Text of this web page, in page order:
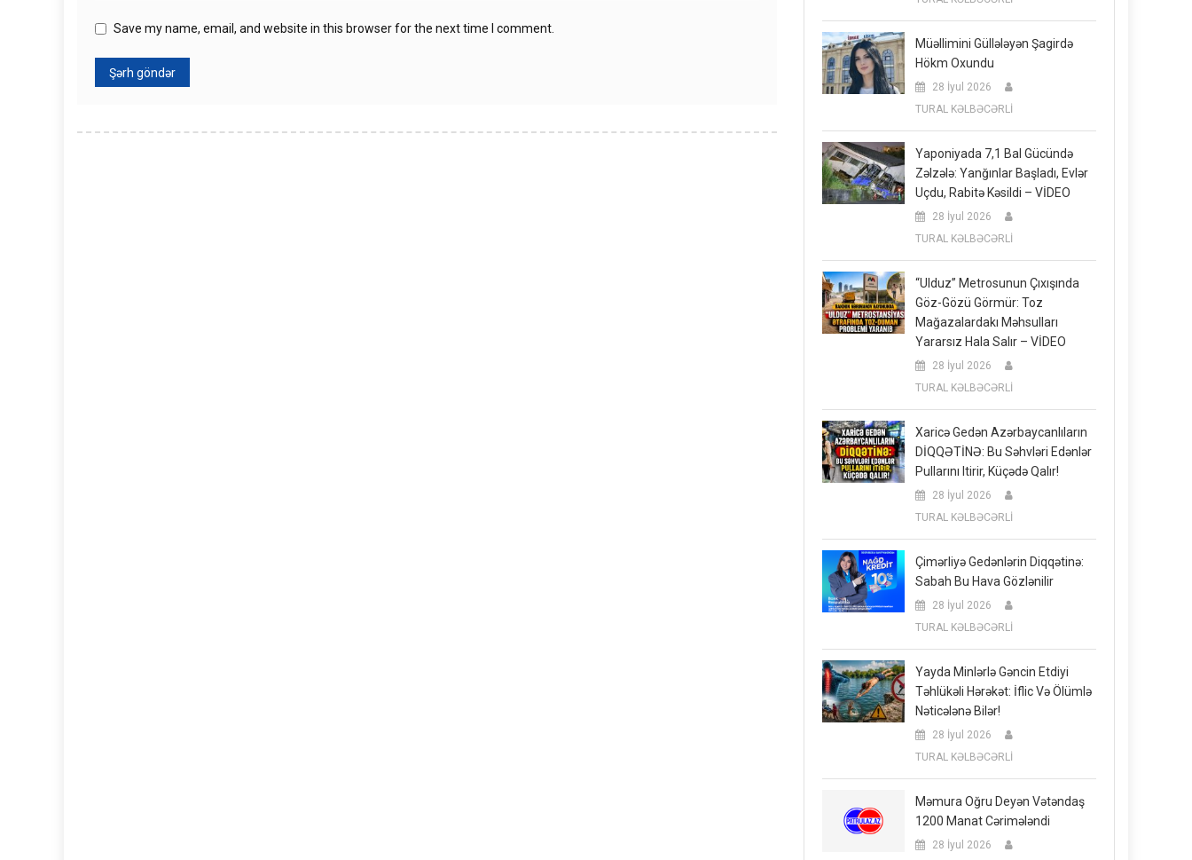
Save my name, email, and website in this browser for the next time I comment.
Müəllimini Güllələyən Şagirdə
Hökm Oxundu
28 İyul 2026
TURAL KƏLBƏCƏRLİ
Yaponiyada 7,1 Bal Gücündə
Zəlzələ: Yanğınlar Başladı, Evlər
Uçdu, Rabitə Kəsildi – VİDEO
28 İyul 2026
TURAL KƏLBƏCƏRLİ
“Ulduz” Metrosunun Çıxışında
Göz-Gözü Görmür: Toz
Mağazalardakı Məhsulları
Yararsız Hala Salır – VİDEO
28 İyul 2026
TURAL KƏLBƏCƏRLİ
Xaricə Gedən Azərbaycanlıların
DİQQƏTİNƏ: Bu Səhvləri Edənlər
Pullarını Itirir, Küçədə Qalır!
28 İyul 2026
TURAL KƏLBƏCƏRLİ
Çimərliyə Gedənlərin Diqqətinə:
Sabah Bu Hava Gözlənilir
28 İyul 2026
TURAL KƏLBƏCƏRLİ
Yayda Minlərlə Gəncin Etdiyi
Təhlükəli Hərəkət: İflic Və Ölümlə
Nəticələnə Bilər!
28 İyul 2026
TURAL KƏLBƏCƏRLİ
Məmura Oğru Deyən Vətəndaş
1200 Manat Cərimələndi
28 İyul 2026